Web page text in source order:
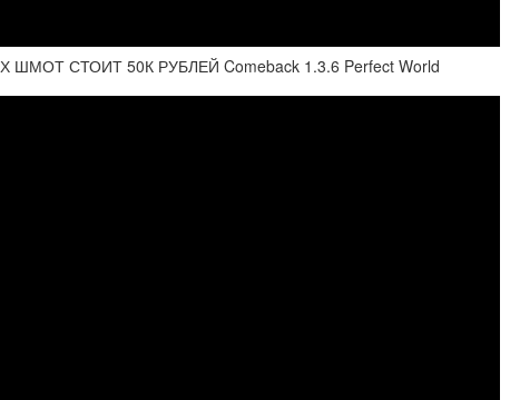
СТОИТ 50К РУБЛЕЙ Comeback 1.3.6 Perfect World